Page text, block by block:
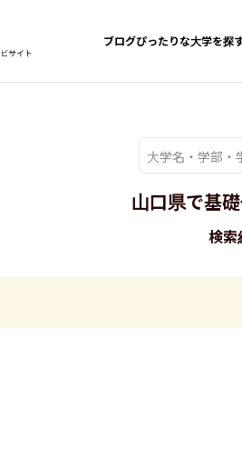
ブログぴったりな大学を探
山口県で基
検索